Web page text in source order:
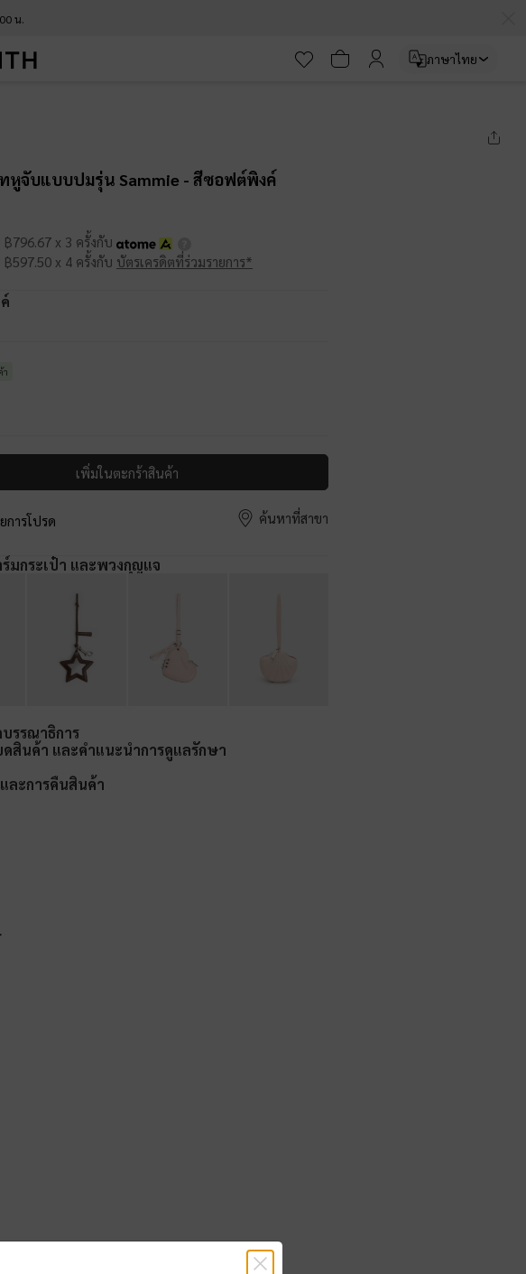
น.
ภาษาไทย
หูจับแบบปมรุ่น Sammie - สีซอฟต์พิงค์
796.67 x 3 ครั้งกับ
597.50 x 4 ครั้งกับ บัตรเครดิตที่ร่วมรายการ*
า
เพิ่มในตะกร้าสินค้า
การโปรด ค้นหาที่สาขา
มกระเป๋า และพวงกุญแจ
รรณาธิการ
ดสินค้า และคำแนะนำการดูแลรักษา
ละการคืนสินค้า